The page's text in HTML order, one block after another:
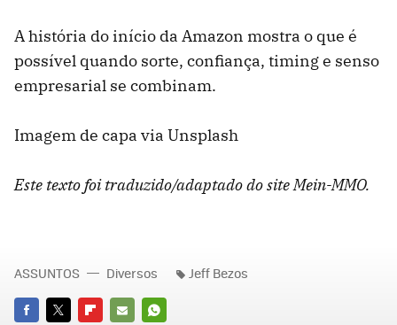
A história do início da Amazon mostra o que é
possível quando sorte, confiança, timing e senso
empresarial se combinam.
Imagem de capa via Unsplash
Este texto foi traduzido/adaptado do site Mein-MMO.
ASSUNTOS Diversos Jeff Bezos